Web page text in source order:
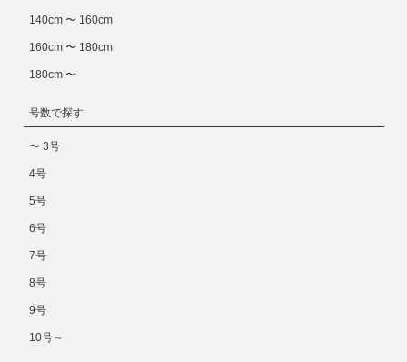
140cm 〜 160cm
160cm 〜 180cm
180cm 〜
号数で探す
〜 3号
4号
5号
6号
7号
8号
9号
10号～